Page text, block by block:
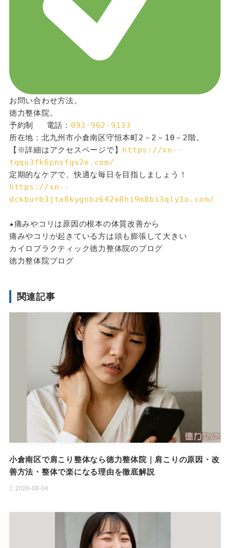
お問い合わせ方法。
徳力整体院。
予約制 　電話： 093-962-9133
所在地：北九州市小倉南区守恒本町2－2－10－2階。
【※詳細はアクセスページで】 https://xn--
tqqu3fk6pnsfqv2e.com/
定期的なケアで、快適な毎日を目指しましょう！
https://xn--
dckburb3jta8kygnbz642e8hi9m8bi3qly1o.com/
★痛みやコリは原因の根本の体質改善から
痛みやコリが起きている方は頭も膨張して大きい
カイロプラクティック徳力整体院のブログ
徳力整体院ブログ
関連記事
小倉南区で肩こり整体なら徳力整体院｜肩こりの原因・改
善方法・整体で楽になる理由を徹底解説
2026-08-04